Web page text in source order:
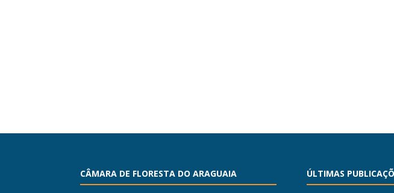
CÂMARA DE FLORESTA DO ARAGUAIA ÚLTIMAS